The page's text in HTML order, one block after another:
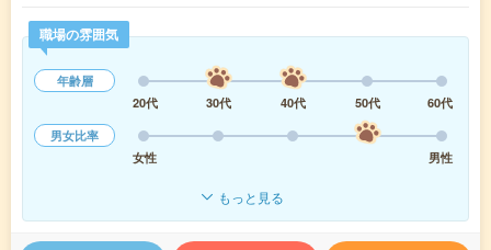
職場の雰囲気
年齢層
20代
30代 40代 50代
60代
男女比率
女性
男性
もっと見る